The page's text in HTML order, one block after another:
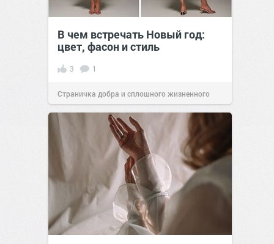
В чем встречать Новый год:
цвет, фасон и стиль
3 1
Страничка добра и сплошного жизненного
позитива!11:4122 дек 2025